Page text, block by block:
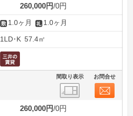
260,000円 0円
1.0ヶ月 1.0ヶ月
1LD･K 57.4㎡
間取り表示 お問合せ
260,000円 0円